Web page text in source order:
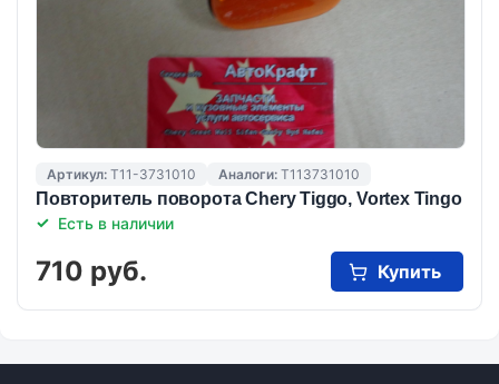
Артикул: T11-3731010 Аналоги: T113731010
Повторитель поворота Chery Tiggo, Vortex Tingo
Есть в наличии
710 руб. Купить